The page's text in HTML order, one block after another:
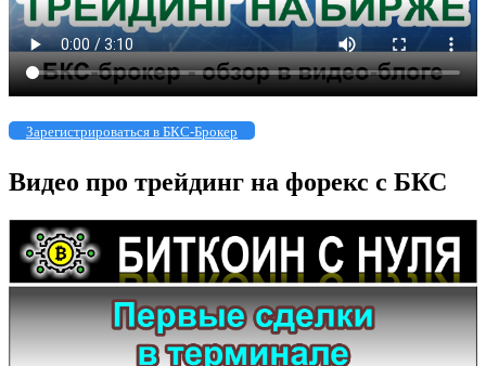
Зарегистрироваться в БКС-Брокер
Видео про трейдинг на форекс с БКС